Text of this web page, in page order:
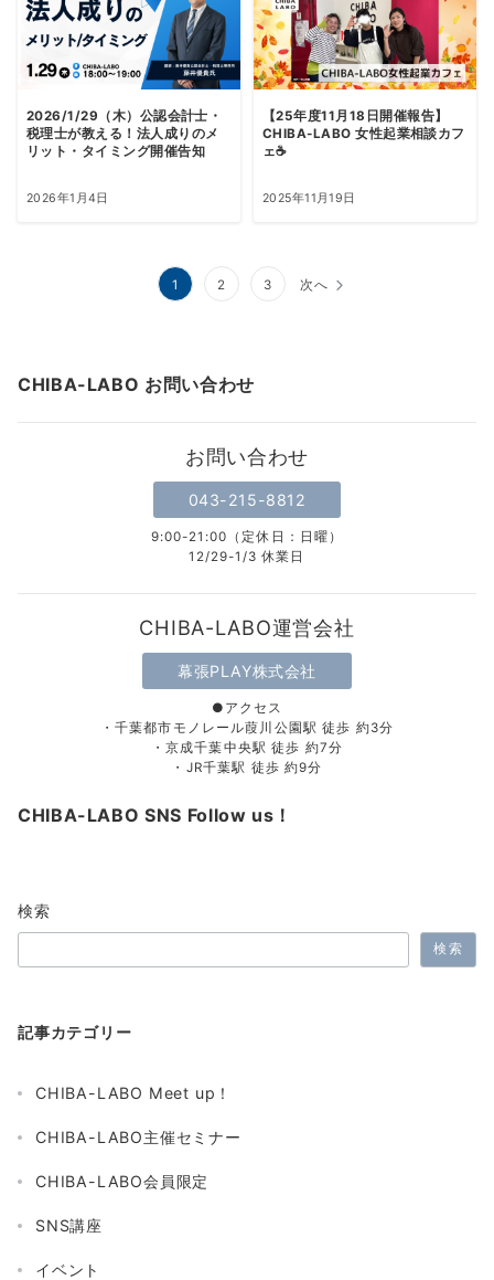
2026/1/29（木）公認会計士・
税理士が教える！法人成りのメ
リット・タイミング開催告知
2026年1月4日
【25年度11月18日開催報告】
CHIBA-LABO 女性起業相談カフ
ェ☕️
2025年11月19日
ペ
1 2 3 次へ
CHIBA-LABO お問い合わせ
お問い合わせ
043-215-8812
9:00-21:00（定休日：日曜）
12/29-1/3 休業日
CHIBA-LABO運営会社
幕張PLAY株式会社
●アクセス
・千葉都市モノレール葭川公園駅 徒歩 約3分
・京成千葉中央駅 徒歩 約7分
・JR千葉駅 徒歩 約9分
CHIBA-LABO SNS Follow us！
検索
検索
記事カテゴリー
CHIBA-LABO Meet up！
CHIBA-LABO主催セミナー
CHIBA-LABO会員限定
SNS講座
イベント